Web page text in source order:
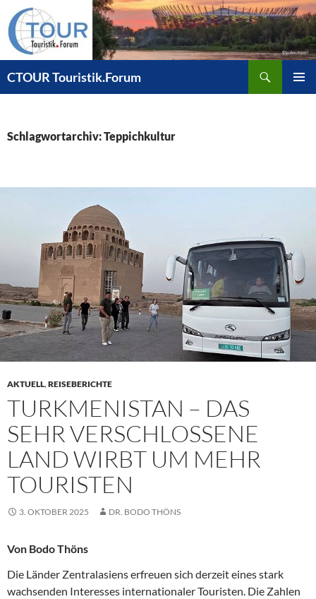
Zum
Inhalt
springen
CTOUR Touristik.Forum
Schlagwortarchiv: Teppichkultur
AKTUELL,REISEBERICHTE
TURKMENISTAN – DAS
SEHR VERSCHLOSSENE
LAND WIRBT UM MEHR
TOURISTEN
3. OKTOBER 2025 DR. BODO THÖNS
Von Bodo Thöns
Die Länder Zentralasiens erfreuen sich derzeit eines stark
wachsenden Interesses internationaler Touristen. Die Zahlen